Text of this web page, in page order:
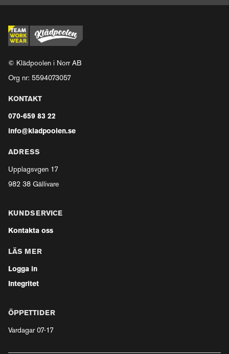
© Klädpoolen i Norr AB
Org nr: 5594073057
KONTAKT
070-659 83 22
info@kladpoolen.se
ADRESS
Upplagsvgen 17
982 38 Gällivare
KUNDSERVICE
Kontakta oss
LÄS MER
Logga in
Integritet
ÖPPETTIDER
Vardagar 07-17